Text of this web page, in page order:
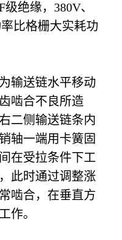
绝缘，380V、
比格栅大实耗功
输送链水平移动
啮合不良所造
二侧输送链条内
轴一端用卡簧固
在受拉条件下工
此时通过调整涨
啮合，在垂直方
作。